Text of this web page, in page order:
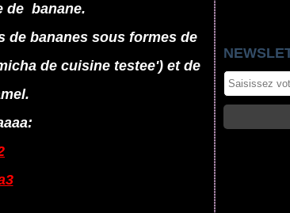
de banane.
de bananes sous formes de
de cuisine testee') et de